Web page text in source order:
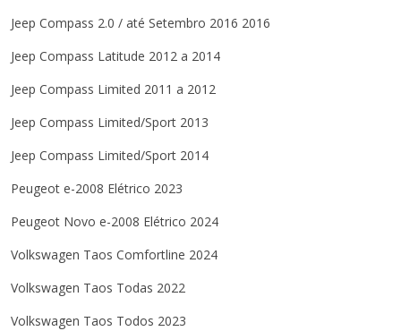
Jeep Compass 2.0 / até Setembro 2016 2016
Jeep Compass Latitude 2012 a 2014
Jeep Compass Limited 2011 a 2012
Jeep Compass Limited/Sport 2013
Jeep Compass Limited/Sport 2014
Peugeot e-2008 Elétrico 2023
Peugeot Novo e-2008 Elétrico 2024
Volkswagen Taos Comfortline 2024
Volkswagen Taos Todas 2022
Volkswagen Taos Todos 2023